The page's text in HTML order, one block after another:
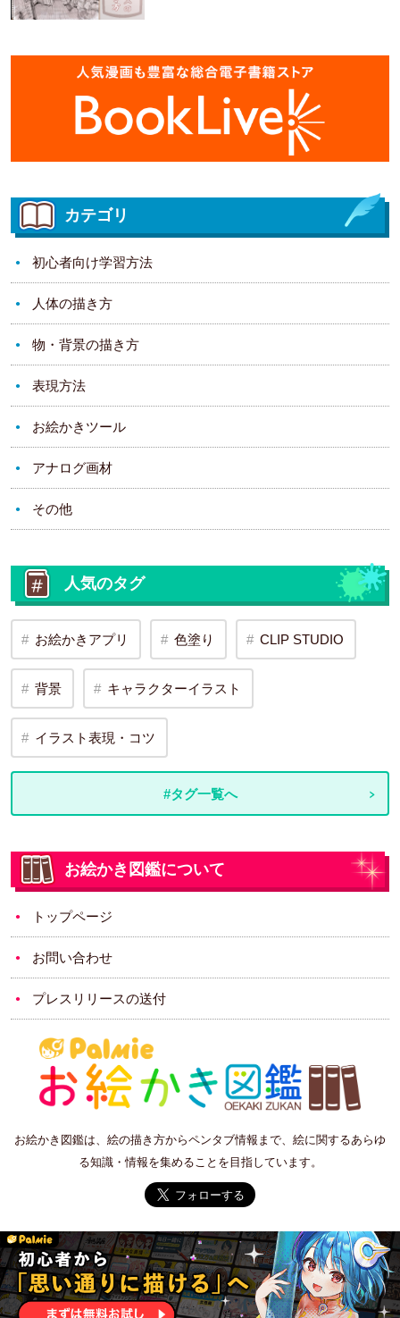
カテゴリ
初心者向け学習方法
人体の描き方
物・背景の描き方
表現方法
お絵かきツール
アナログ画材
その他
人気のタグ
お絵かきアプリ 色塗り CLIP STUDIO
背景 キャラクターイラスト
イラスト表現・コツ
#タグ一覧へ
お絵かき図鑑について
トップページ
お問い合わせ
プレスリリースの送付
お絵かき図鑑は、絵の描き方からペンタブ情報まで、絵に関するあらゆ
る知識・情報を集めることを目指しています。